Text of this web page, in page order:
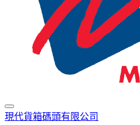
現代貨箱碼頭有限公司